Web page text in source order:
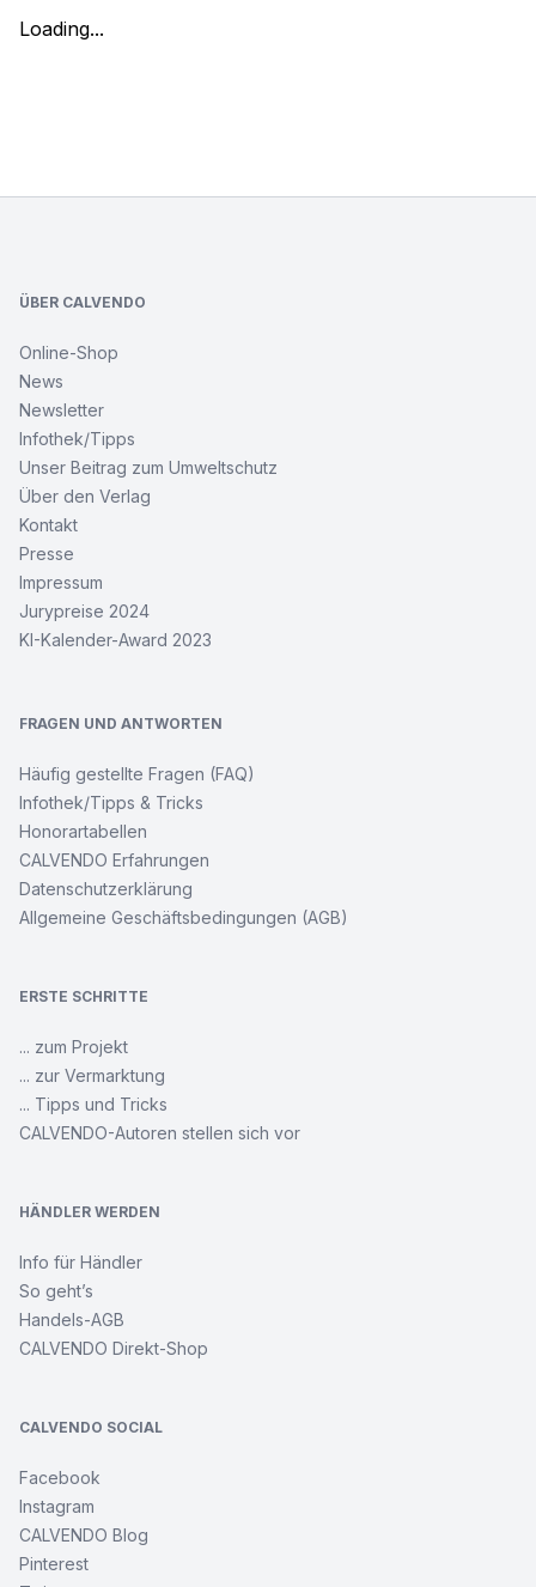
Loading...
ÜBER CALVENDO
Online-Shop
News
Newsletter
Infothek/Tipps
Unser Beitrag zum Umweltschutz
Über den Verlag
Kontakt
Presse
Impressum
Jurypreise 2024
KI-Kalender-Award 2023
FRAGEN UND ANTWORTEN
Häufig gestellte Fragen (FAQ)
Infothek/Tipps & Tricks
Honorartabellen
CALVENDO Erfahrungen
Datenschutzerklärung
Allgemeine Geschäftsbedingungen (AGB)
ERSTE SCHRITTE
... zum Projekt
... zur Vermarktung
... Tipps und Tricks
CALVENDO-Autoren stellen sich vor
HÄNDLER WERDEN
Info für Händler
So geht’s
Handels-AGB
CALVENDO Direkt-Shop
CALVENDO SOCIAL
Facebook
Instagram
CALVENDO Blog
Pinterest